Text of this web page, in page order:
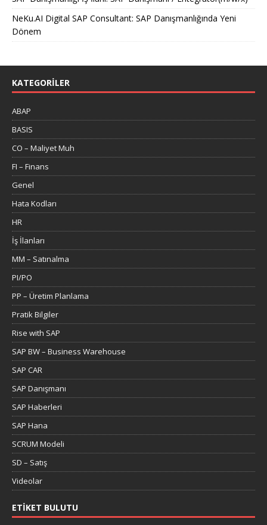
NeKu.AI Digital SAP Consultant: SAP Danışmanlığında Yeni
Dönem
KATEGORILER
ABAP
BASIS
CO – Maliyet Muh
FI – Finans
Genel
Hata Kodları
HR
İş İlanları
MM – Satınalma
PI/PO
PP – Üretim Planlama
Pratik Bilgiler
Rise with SAP
SAP BW – Business Warehouse
SAP CAR
SAP Danışmanı
SAP Haberleri
SAP Hana
SCRUM Modeli
SD – Satış
Videolar
ETIKET BULUTU